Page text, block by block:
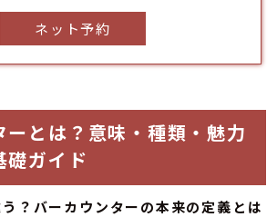
ネット予約
ーとは？意味・種類・魅力
礎ガイド
？バーカウンターの本来の定義とは